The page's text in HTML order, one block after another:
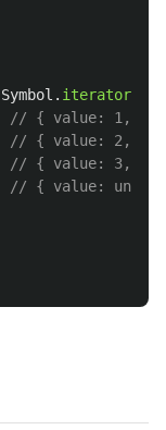
Symbol . iterator
// { value: 1,
// { value: 2,
// { value: 3,
// { value: